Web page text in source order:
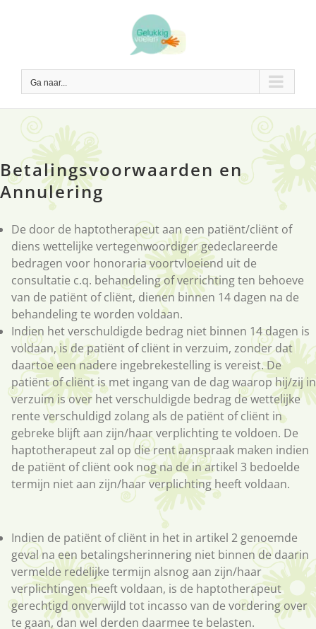
Ga naar...
Betalingsvoorwaarden en
Annulering
De door de haptotherapeut aan een patiënt/cliënt of
diens wettelijke vertegenwoordiger gedeclareerde
bedragen voor honoraria voortvloeiend uit de
consultatie c.q. behandeling of verrichting ten behoeve
van de patiënt of cliënt, dienen binnen 14 dagen na de
behandeling te worden voldaan.
Indien het verschuldigde bedrag niet binnen 14 dagen is
voldaan, is de patiënt of cliënt in verzuim, zonder dat
daartoe een nadere ingebrekestelling is vereist. De
patiënt of cliënt is met ingang van de dag waarop hij/zij in
verzuim is over het verschuldigde bedrag de wettelijke
rente verschuldigd zolang als de patiënt of cliënt in
gebreke blijft aan zijn/haar verplichting te voldoen. De
haptotherapeut zal op die rent aanspraak maken indien
de patiënt of cliënt ook nog na de in artikel 3 bedoelde
termijn niet aan zijn/haar verplichting heeft voldaan.
Indien de patiënt of cliënt in het in artikel 2 genoemde
geval na een betalingsherinnering niet binnen de daarin
vermelde redelijke termijn alsnog aan zijn/haar
verplichtingen heeft voldaan, is de haptotherapeut
gerechtigd onverwijld tot incasso van de vordering over
te gaan, dan wel derden daarmee te belasten.